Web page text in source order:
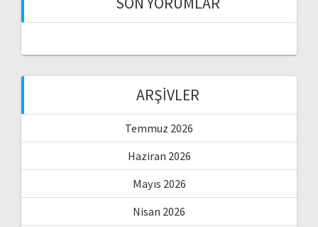
ARŞIVLER
Temmuz 2026
Haziran 2026
Mayıs 2026
Nisan 2026